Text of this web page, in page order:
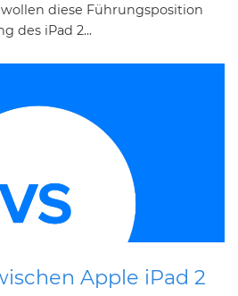
diese Führungsposition
des iPad 2...
Apple iPad 2